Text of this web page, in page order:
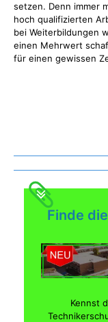
setzen. Denn immer
hoch qualifizierten
bei Weiterbildungen
einen Mehrwert
für einen gewissen
Finde
Kennst